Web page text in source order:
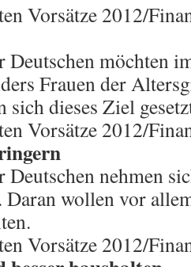
Vorsätze 2012/
Deutschen möchten
Frauen der
sich dieses Ziel
Vorsätze 2012/
Deutschen nehmen
wollen vor
Vorsätze 2012/